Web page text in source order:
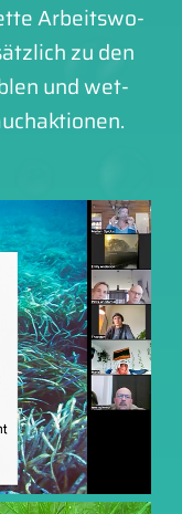
Arbeits­wo­
zu den
und wet­